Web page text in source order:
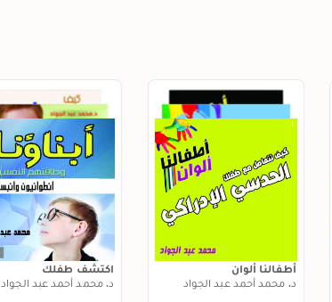
أطفالنا ألوان
د. محمد أحمد عبد الجواد
اكتشف طفلك
د. محمد أحمد عبد الجواد